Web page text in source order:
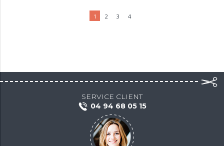
1 2 3 4
SERVICE CLIENT
04 94 68 05 15